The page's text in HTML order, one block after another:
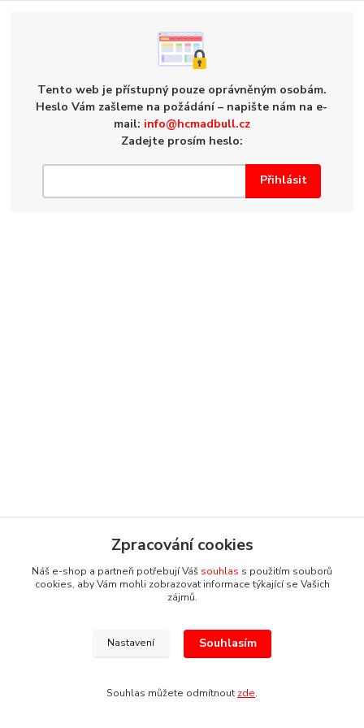
Tento web je přístupný pouze oprávněným osobám.
Heslo Vám zašleme na požádání – napište nám na e-
mail: info@hcmadbull.cz
Zadejte prosím heslo:
Zpracování cookies
Náš e-shop a partneři potřebují Váš souhlas s použitím souborů
cookies, aby Vám mohli zobrazovat informace týkající se Vašich
zájmů.
Nastavení Souhlasím
Souhlas můžete odmítnout zde.